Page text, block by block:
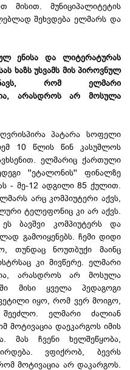
მისით. მუნიციპალიტეტის
შეხვდება ელმარს და
ენისა და ლიტერატურას
ხაზს უსვამს მის პიროვნულ
რომ ელმარი
არასდროს არ მოსულა
პატარა სოფელი
10 წლის წინ კასუმლოს
ელმარიც ქართული
''ეტალონის'' ფინალზე
- მე-12 ადგილი 85 ქულით.
არც კომპიუტერი აქვს,
ტელეფონიც კი არ აქვს.
ბავშვი კომპიუტერს და
გამოიყენებს. ჩემი დიდი
თუნდაც ნოუთბუქი მაინც
კი მივწერე. ელმარი
არასდროს არ მოსულა
მისი ყველა პედაგოგი
იყო, რომ ვერ მოიგო,
შეეძლო. ელმარი ძალიან
დაეკარგოს იმის
ჩვენი ხელშეწყობა,
ვფიქრობ, ბევრს
მოტივაცია არ დაკარგოს.